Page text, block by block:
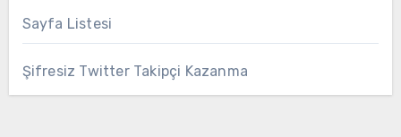
Sayfa Listesi
Şifresiz Twitter Takipçi Kazanma